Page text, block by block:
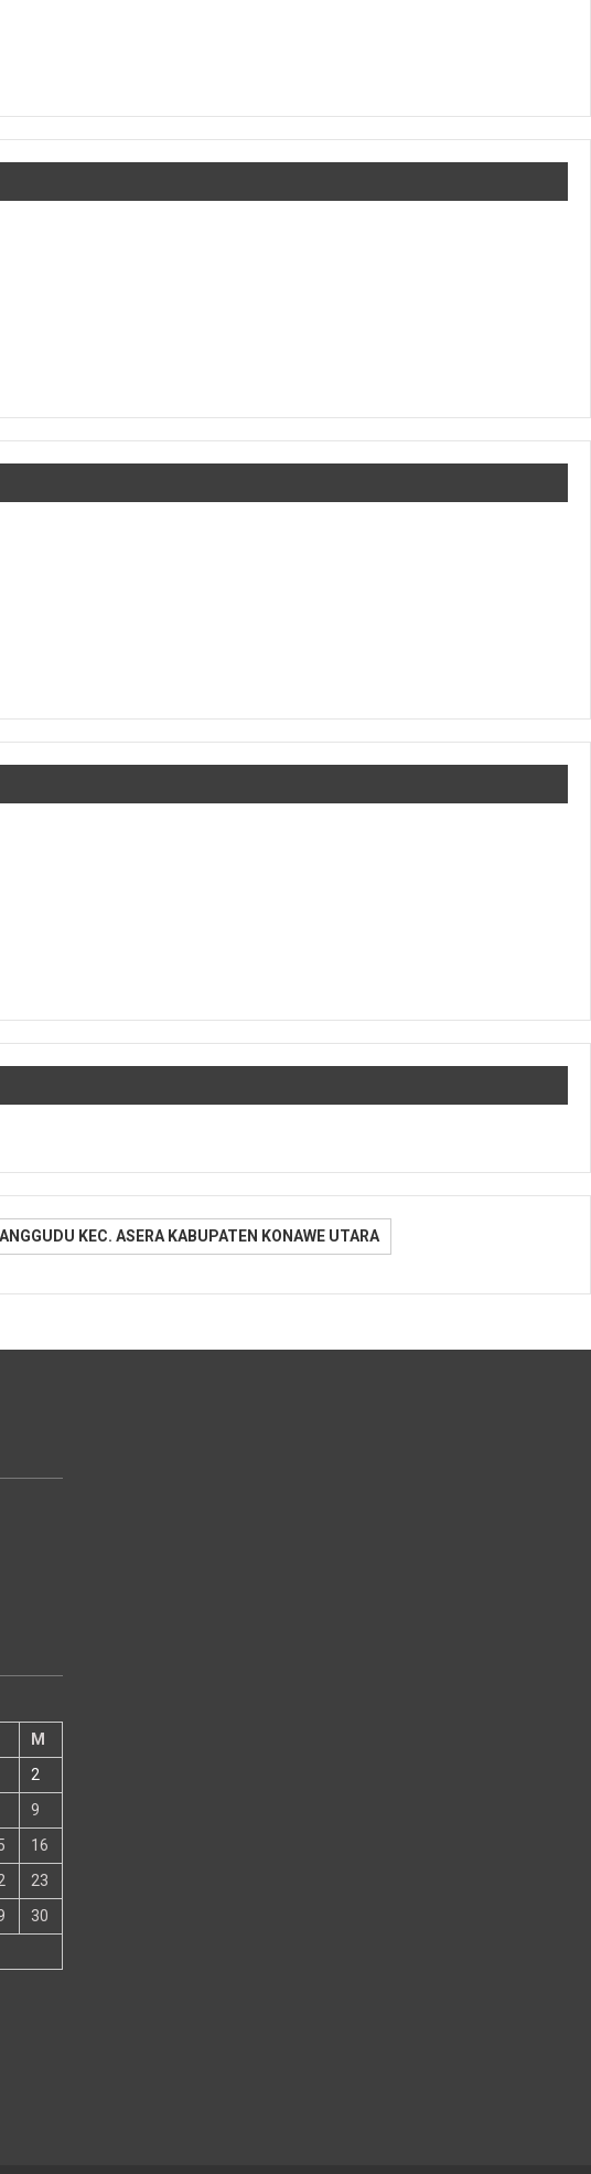
KEC. ASERA KABUPATEN KONAWE UTARA
M
2
9
16
23
30